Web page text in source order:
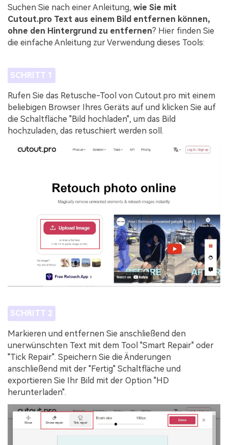
Suchen Sie nach einer Anleitung, wie Sie mit
Cutout.pro Text aus einem Bild entfernen können,
ohne den Hintergrund zu entfernen? Hier finden Sie
die einfache Anleitung zur Verwendung dieses Tools:
SCHRITT 1
Rufen Sie das Retusche-Tool von Cutout.pro mit einem
beliebigen Browser Ihres Geräts auf und klicken Sie auf
die Schaltfläche "Bild hochladen", um das Bild
hochzuladen, das retuschiert werden soll.
SCHRITT 2
Markieren und entfernen Sie anschließend den
unerwünschten Text mit dem Tool "Smart Repair" oder
"Tick Repair". Speichern Sie die Änderungen
anschließend mit der "Fertig" Schaltfläche und
exportieren Sie Ihr Bild mit der Option "HD
herunterladen".